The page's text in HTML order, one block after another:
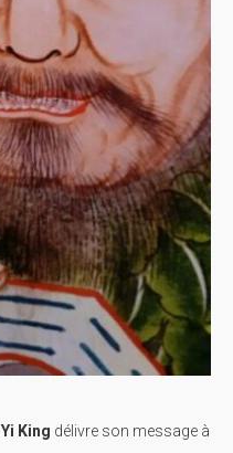
Yi King délivre son message à